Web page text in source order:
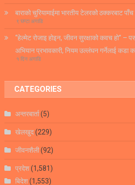
बाराको चुरियामाईमा भारतीय टेलरको ठक्करबाट पाँच
९ घण्टा अगाडि
“हेल्मेट रोजाइ होइन, जीवन सुरक्षाको कवच हो” –
अभियान प्रभावकारी, नियम उल्लंघन गर्नेलाई कडा
१ दिन अगाडि
CATEGORIES
अन्तरबार्ता(5)
खेलखुद(229)
जीवनशैली(92)
प्रदेश(1,581)
बिदेश(1,553)